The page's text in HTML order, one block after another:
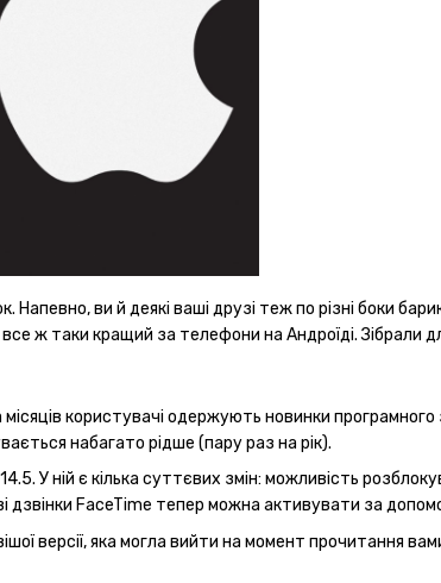
Напевно, ви й деякі ваші друзі теж по різні боки
ж таки кращий за телефони на Андроїді. Зібрали
користувачі одержують новинки
набагато рідше (пару раз на рік).
У ній є кілька суттєвих змін: можливість
FaceTime тепер можна активувати за
версії, яка могла вийти на момент прочитання